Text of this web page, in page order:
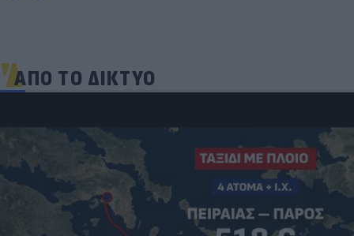
ΑΠΟ ΤΟ ΔΙΚΤΥΟ